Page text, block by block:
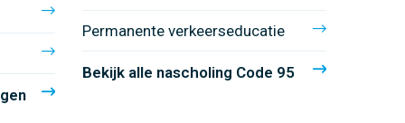
Permanente verkeerseducatie
Bekijk alle nascholing Code 95